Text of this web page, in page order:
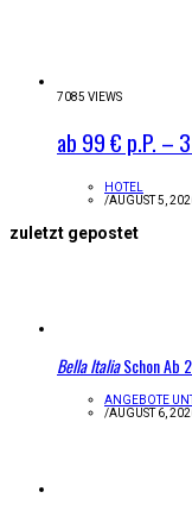
7085 VIEWS
ab 99 € p.P. –
HOTEL
/AUGUST 5,
zuletzt gepostet
Bella ItaliaSchon Ab
ANGEBOTE
/AUGUST 6,